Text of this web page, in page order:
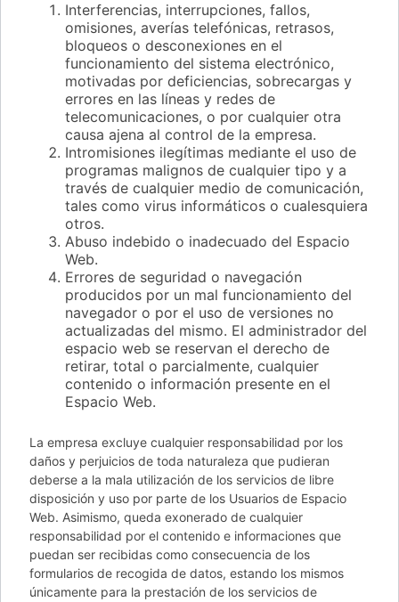
Interferencias, interrupciones, fallos,
omisiones, averías telefónicas, retrasos,
bloqueos o desconexiones en el
funcionamiento del sistema electrónico,
motivadas por deficiencias, sobrecargas y
errores en las líneas y redes de
telecomunicaciones, o por cualquier otra
causa ajena al control de la empresa.
Intromisiones ilegítimas mediante el uso de
programas malignos de cualquier tipo y a
través de cualquier medio de comunicación,
tales como virus informáticos o cualesquiera
otros.
Abuso indebido o inadecuado del Espacio
Web.
Errores de seguridad o navegación
producidos por un mal funcionamiento del
navegador o por el uso de versiones no
actualizadas del mismo. El administrador del
espacio web se reservan el derecho de
retirar, total o parcialmente, cualquier
contenido o información presente en el
Espacio Web.
La empresa excluye cualquier responsabilidad por los
daños y perjuicios de toda naturaleza que pudieran
deberse a la mala utilización de los servicios de libre
disposición y uso por parte de los Usuarios de Espacio
Web. Asimismo, queda exonerado de cualquier
responsabilidad por el contenido e informaciones que
puedan ser recibidas como consecuencia de los
formularios de recogida de datos, estando los mismos
únicamente para la prestación de los servicios de